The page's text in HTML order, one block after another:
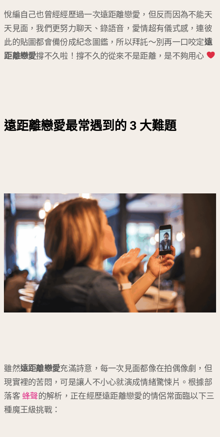
悅編自己也曾經經歷過一次遠距離戀愛，但反而因為不能天
天見面，我們更努力聊天、錄語音，愛情超有儀式感，連彼
此的貼圖都會備份成紀念圖鑑，所以拜託～別再一口咬定遠
距離戀愛撐不久啦！撐不久的從來不是距離，是不夠用心
遠距離戀愛最常遇到的 3 大難題
雖然遠距離戀愛充滿詩意，每一次見面都像在拍偶像劇，但
現實裡的苦悶，可是讓人不小心就演成情緒驚悚片。根據部
落客 蜂聲的解析，正在經歷遠距離戀愛的情侶常面臨以下三
種魔王級挑戰：